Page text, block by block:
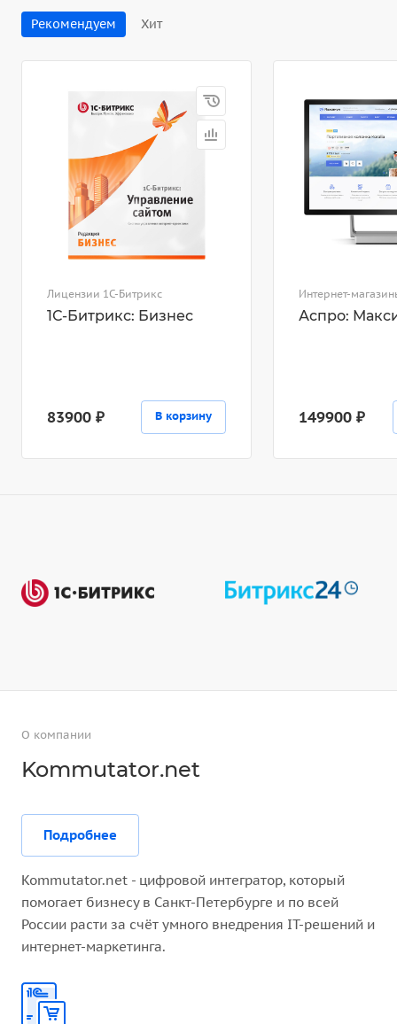
Рекомендуем Хит
Лицензии 1С-Битрикс
1С-Битрикс: Бизнес
83900 ₽ В корзину
Интернет-
Аспро:
149900 ₽
О компании
Kommutator.net
Подробнее
Kommutator.net - цифровой интегратор, который
помогает бизнесу в Санкт-Петербурге и по всей
России расти за счёт умного внедрения IT-решений и
интернет-маркетинга.